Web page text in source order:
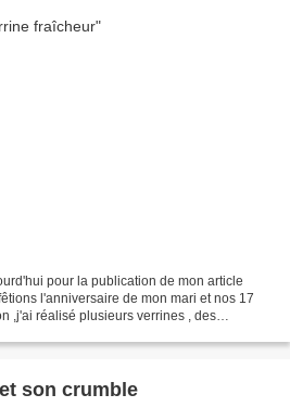
pour la publication de mon article
l'anniversaire de mon mari et nos 17
,j'ai réalisé plusieurs verrines , des
son crumble